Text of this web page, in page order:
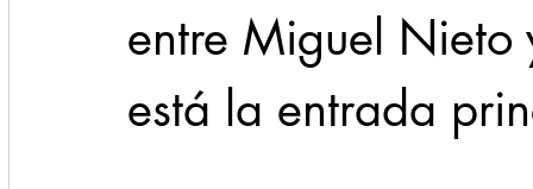
entre Miguel
está la entrada